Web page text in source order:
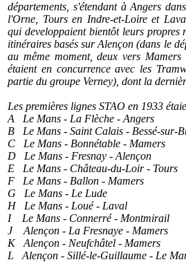
départements, s'étendant à Angers
l'Orne, Tours en Indre-et-Loire et
qui developpaient bientôt leurs propres
itinéraires basés sur Alençon (dans le
au même moment, deux vers
étaient en concurrence avec les
partie du groupe Verney), dont la
Les premières lignes STAO en 1933
A Le Mans - La Flèche - Angers
B Le Mans - Saint Calais - Bessé-sur-
C Le Mans - Bonnétable - Mamers
D Le Mans - Fresnay - Alençon
E Le Mans - Château-du-Loir - Tours
F Le Mans - Ballon - Mamers
G Le Mans - Le Lude
H Le Mans - Loué - Laval
I Le Mans - Connerré - Montmirail
J Alençon - La Fresnaye - Mamers
K Alençon - Neufchâtel - Mamers
L Alençon - Sillé-le-Guillaume - Le